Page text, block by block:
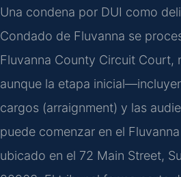
Una condena por DUI como
Condado de Fluvanna se
Fluvanna County Circuit Court,
aunque la etapa
cargos (arraignment) y las
puede comenzar en el
ubicado en el 72 Main Street,